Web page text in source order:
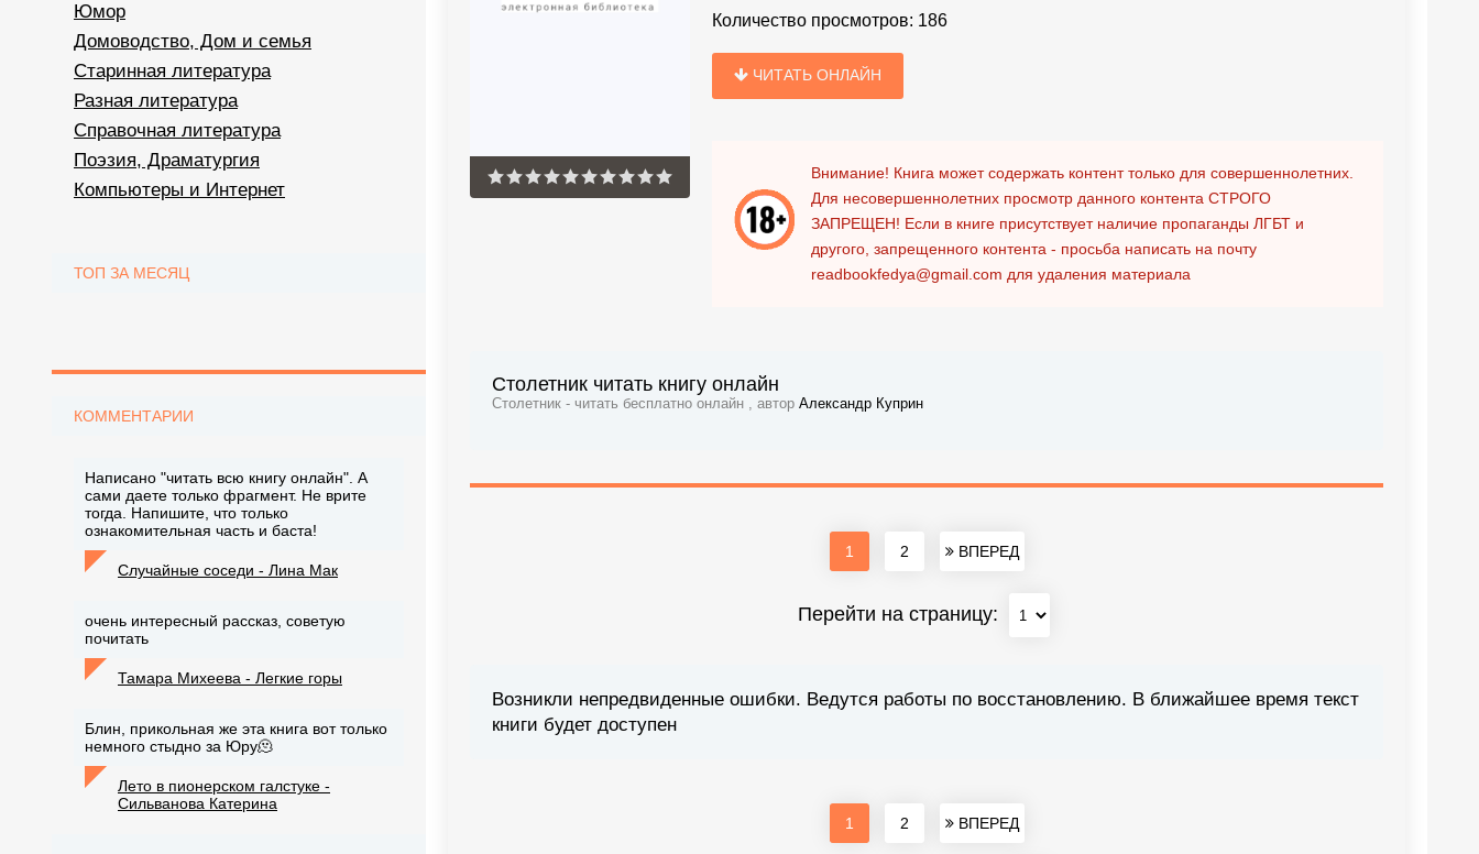
Количество просмотров: 186
ЧИТАТЬ ОНЛАЙН
Внимание! Книга может содержать контент только для совершеннолетних.
Для несовершеннолетних просмотр данного контента СТРОГО
ЗАПРЕЩЕН! Если в книге присутствует наличие пропаганды ЛГБТ и
другого, запрещенного контента - просьба написать на почту
readbookfedya@gmail.com для удаления материала
Столетник читать книгу онлайн
Столетник - читать бесплатно онлайн , автор Александр Куприн
1 2 ВПЕРЕД
Перейти на страницу:
Возникли непредвиденные ошибки. Ведутся работы по восстановлению. В ближайшее время текст
книги будет доступен
1 2 ВПЕРЕД
Юмор
Домоводство, Дом и семья
Старинная литература
Разная литература
Справочная литература
Поэзия, Драматургия
Компьютеры и Интернет
ТОП ЗА МЕСЯЦ
КОММЕНТАРИИ
Написано "читать всю книгу онлайн". А
сами даете только фрагмент. Не врите
тогда. Напишите, что только
ознакомительная часть и баста!
Случайные соседи - Лина Мак
очень интересный рассказ, советую
почитать
Тамара Михеева - Легкие горы
Блин, прикольная же эта книга вот только
немного стыдно за Юру🫠
Лето в пионерском галстуке -
Сильванова Катерина